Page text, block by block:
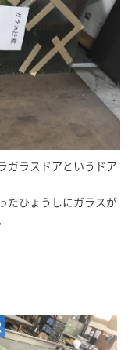
ガラスドアというドア
たひょうしにガラスが